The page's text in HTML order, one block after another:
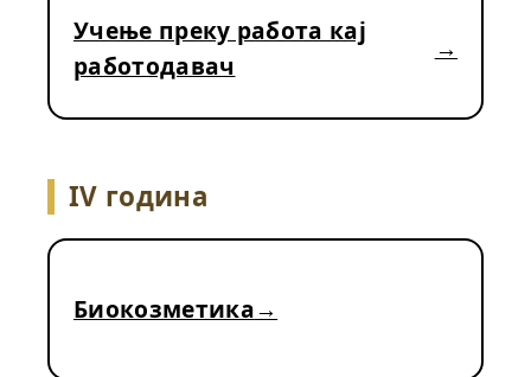
Учење преку работа кај
работодавач
IV година
Биокозметика